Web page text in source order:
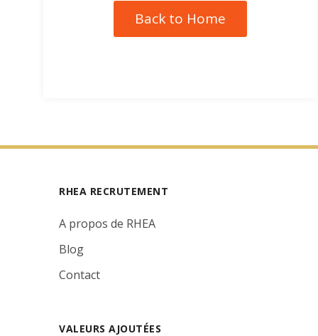
Back to Home
RHEA RECRUTEMENT
A propos de RHEA
Blog
Contact
VALEURS AJOUTÉES